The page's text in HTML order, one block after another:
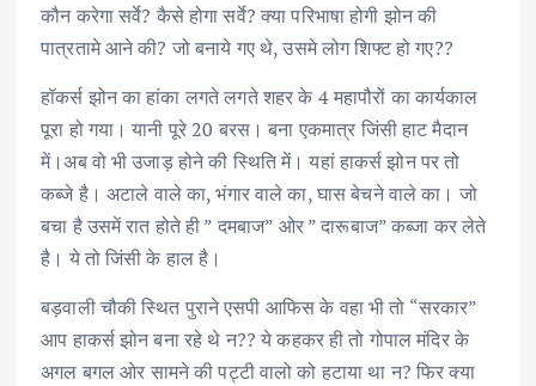
कौन करेगा सर्वे? कैसे होगा सर्वे? क्या परिभाषा होगी झोन की
पात्रतामे आने की? जो बनाये गए थे, उसमे लोग शिफ्ट हो गए??
हॉकर्स झोन का हांका लगते लगते शहर के 4 महापौरों का कार्यकाल
पूरा हो गया। यानी पूरे 20 बरस। बना एकमात्र जिंसी हाट मैदान
में।अब वो भी उजाड़ होने की स्थिति में। यहां हाकर्स झोन पर तो
कब्जे है। अटाले वाले का, भंगार वाले का, घास बेचने वाले का। जो
बचा है उसमें रात होते ही ” दमबाज” ओर ” दारूबाज” कब्जा कर लेते
है। ये तो जिंसी के हाल है।
बड़वाली चौकी स्थित पुराने एसपी आफिस के वहा भी तो “सरकार”
आप हाकर्स झोन बना रहे थे न?? ये कहकर ही तो गोपाल मंदिर के
अगल बगल ओर सामने की पट्टी वालो को हटाया था न? फिर क्या